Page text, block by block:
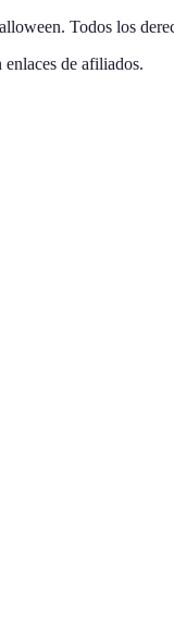
. Todos los
de afiliados.